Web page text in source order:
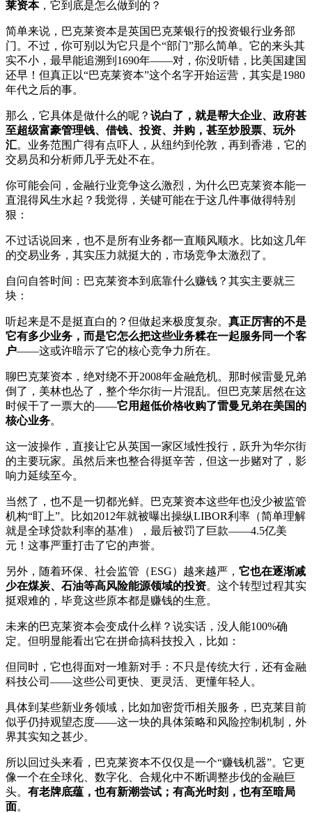
莱资本，它到底是怎么做到的？
简单来说，巴克莱资本是英国巴克莱银行的投资银行业务部
门。不过，你可别以为它只是个“部门”那么简单。它的来头其
实不小，最早能追溯到1690年——对，你没听错，比美国建国
还早！但真正以“巴克莱资本”这个名字开始运营，其实是1980
年代之后的事。
那么，它具体是做什么的呢？ 说白了，就是帮大企业、政府甚
至超级富豪管理钱、借钱、投资、并购，甚至炒股票、玩外
汇。业务范围广得有点吓人，从纽约到伦敦，再到香港，它的
交易员和分析师几乎无处不在。
你可能会问，金融行业竞争这么激烈，为什么巴克莱资本能一
直混得风生水起？我觉得，关键可能在于这几件事做得特别
狠：
不过话说回来，也不是所有业务都一直顺风顺水。比如这几年
的交易业务，其实压力就挺大的，市场竞争太激烈了。
自问自答时间：巴克莱资本到底靠什么赚钱？其实主要就三
块：
听起来是不是挺直白的？但做起来极度复杂。 真正厉害的不是
它有多少业务，而是它怎么把这些业务糅在一起服务同一个客
户——这或许暗示了它的核心竞争力所在。
聊巴克莱资本，绝对绕不开2008年金融危机。那时候雷曼兄弟
倒了，美林也怂了，整个华尔街一片混乱。但巴克莱居然在这
时候干了一票大的——它用超低价格收购了雷曼兄弟在美国的
核心业务。
这一波操作，直接让它从英国一家区域性投行，跃升为华尔街
的主要玩家。虽然后来也整合得挺辛苦，但这一步赌对了，影
响力延续至今。
当然了，也不是一切都光鲜。巴克莱资本这些年也没少被监管
机构“盯上”。比如2012年就被曝出操纵LIBOR利率（简单理解
就是全球贷款利率的基准），最后被罚了巨款——4.5亿美
元！这事严重打击了它的声誉。
另外，随着环保、社会监管（ESG）越来越严， 它也在逐渐减
少在煤炭、石油等高风险能源领域的投资。这个转型过程其实
挺艰难的，毕竟这些原本都是赚钱的生意。
未来的巴克莱资本会变成什么样？说实话，没人能100%确
定。但明显能看出它在拼命搞科技投入，比如：
但同时，它也得面对一堆新对手：不只是传统大行，还有金融
科技公司——这些公司更快、更灵活、更懂年轻人。
具体到某些新业务领域，比如加密货币相关服务，巴克莱目前
似乎仍持观望态度——这一块的具体策略和风险控制机制，外
界其实知之甚少。
所以回过头来看，巴克莱资本不仅仅是一个“赚钱机器”。它更
像一个在全球化、数字化、合规化中不断调整步伐的金融巨
头。 有老牌底蕴，也有新潮尝试；有高光时刻，也有至暗局
面。